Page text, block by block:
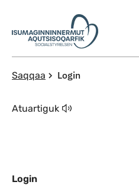
Imarisaanut
Saqqaa Login
Atuartiguk
Login